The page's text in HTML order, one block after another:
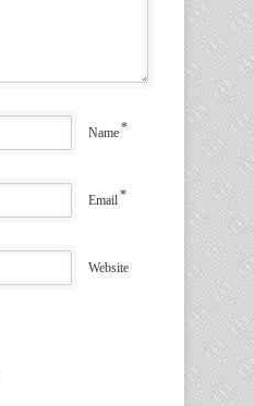
Name*
Email*
Website